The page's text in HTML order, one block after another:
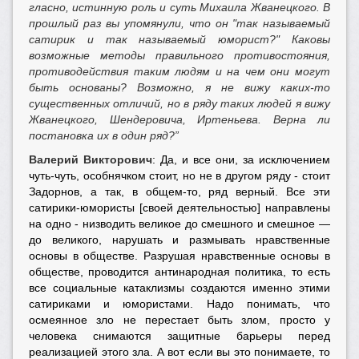
гласно, истинную роль и суть Михаила Жванецкого. В
прошлый раз вы упомянули, что он "так называемый
сатирик и так называемый юморист?" Каковы
возможные методы правильного противостояния,
противодействия таким людям и на чем они могут
быть основаны? Возможно, я не вижу каких-то
существенных отличий, но в ряду таких людей я вижу
Жванецкого, Шендеровича, Иртеньева. Верна ли
постановка их в один ряд?”
Валерий Викторович: Да, и все они, за исключением
чуть-чуть, особнячком стоит, но не в другом ряду - стоит
Задорнов, а так, в общем-то, ряд верный. Все эти
сатирики-юмористы [своей деятельностью] направлены
на одно - низводить великое до смешного и смешное —
до великого, нарушать и размывать нравственные
основы в обществе. Разрушая нравственные основы в
обществе, проводится антинародная политика, то есть
все социальные катаклизмы создаются именно этими
сатириками и юмористами. Надо понимать, что
осмеянное зло не перестает быть злом, просто у
человека снимаются защитные барьеры перед
реализацией этого зла. А вот если вы это понимаете, то